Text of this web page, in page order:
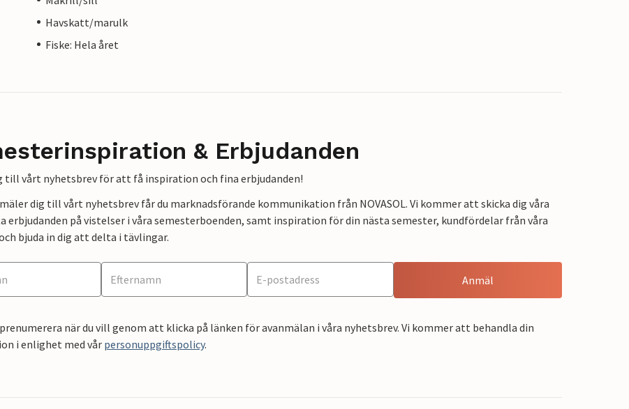
Havskatt/marulk
Fiske: Hela året
& Erbjudanden
till vårt nyhetsbrev för att få inspiration och fina erbjudanden!
dig till vårt nyhetsbrev får du marknadsförande kommunikation från NOVASOL. Vi kommer att skicka dig våra
erbjudanden på vistelser i våra semesterboenden, samt inspiration för din nästa semester, kundfördelar från våra
bjuda in dig att delta i tävlingar.
Anmäl
när du vill genom att klicka på länken för avanmälan i våra nyhetsbrev. Vi kommer att behandla din
i enlighet med vårpersonuppgiftspolicy.